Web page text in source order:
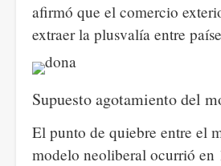
afirmó que el comercio
extraer la plusvalía entre
Supuesto agotamiento del
El punto de quiebre entre el
modelo neoliberal ocurrió en